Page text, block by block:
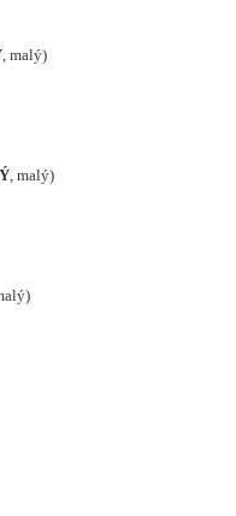
, malý)
, malý)